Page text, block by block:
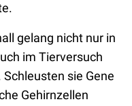
gelang nicht nur in
im Tierversuch
sie Gene
Gehirnzellen